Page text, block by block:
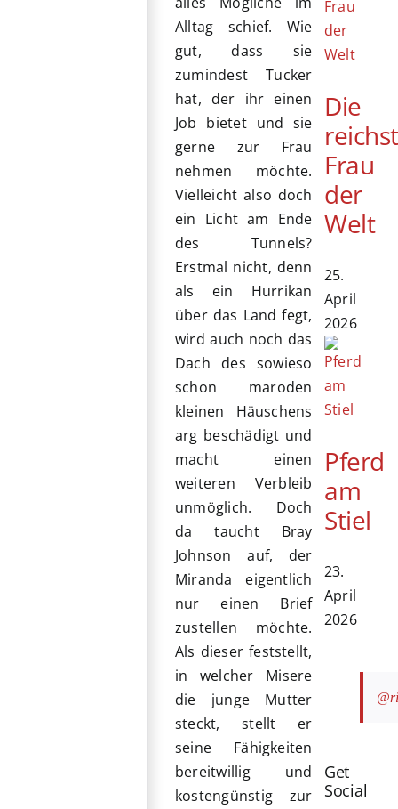
Alltag schief. Wie
gut, dass sie
zumindest Tucker
hat, der ihr einen
Job bietet und sie
gerne zur Frau
nehmen möchte.
Vielleicht also doch
ein Licht am Ende
des Tunnels?
Erstmal nicht, denn
als ein Hurrikan
über das Land fegt,
wird auch noch das
Dach des sowieso
schon maroden
kleinen Häuschens
arg beschädigt und
macht einen
weiteren Verbleib
unmöglich. Doch
da taucht Bray
Johnson auf, der
Miranda eigentlich
nur einen Brief
zustellen möchte.
Als dieser feststellt,
in welcher Misere
die junge Mutter
steckt, stellt er
seine Fähigkeiten
bereitwillig und
kostengünstig zur
Die
Frau
der
Welt
25.
April
2026
Pferd
am
Stiel
23.
April
2026
Get
Social